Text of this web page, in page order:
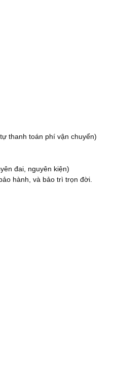
thanh toán phí vận chuyển)
đai, nguyên kiện)
hành, và bảo trì trọn đời.